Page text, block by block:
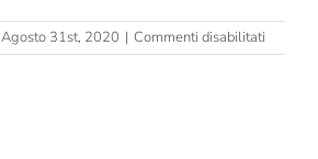
Agosto 31st, 2020 | Commenti disabilitati
Ethico